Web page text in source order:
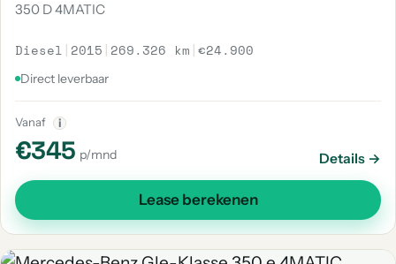
350 D 4MATIC
Diesel | 2015 | 269.326 km |€24.900
Direct leverbaar
Vanaf i
€345 p/mnd Details →
Lease berekenen